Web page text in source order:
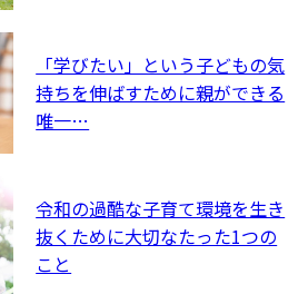
「学びたい」という子どもの気
持ちを伸ばすために親ができる
唯一…
令和の過酷な子育て環境を生き
抜くために大切なたった1つの
こと